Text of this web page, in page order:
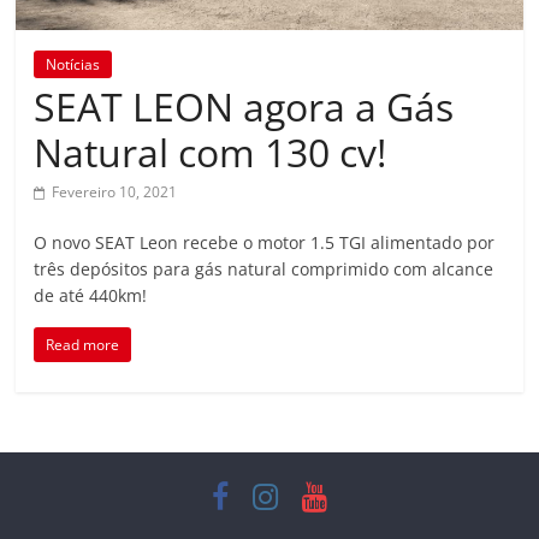
Notícias
SEAT LEON agora a Gás
Natural com 130 cv!
Fevereiro 10, 2021
O novo SEAT Leon recebe o motor 1.5 TGI alimentado por
três depósitos para gás natural comprimido com alcance
de até 440km!
Read more